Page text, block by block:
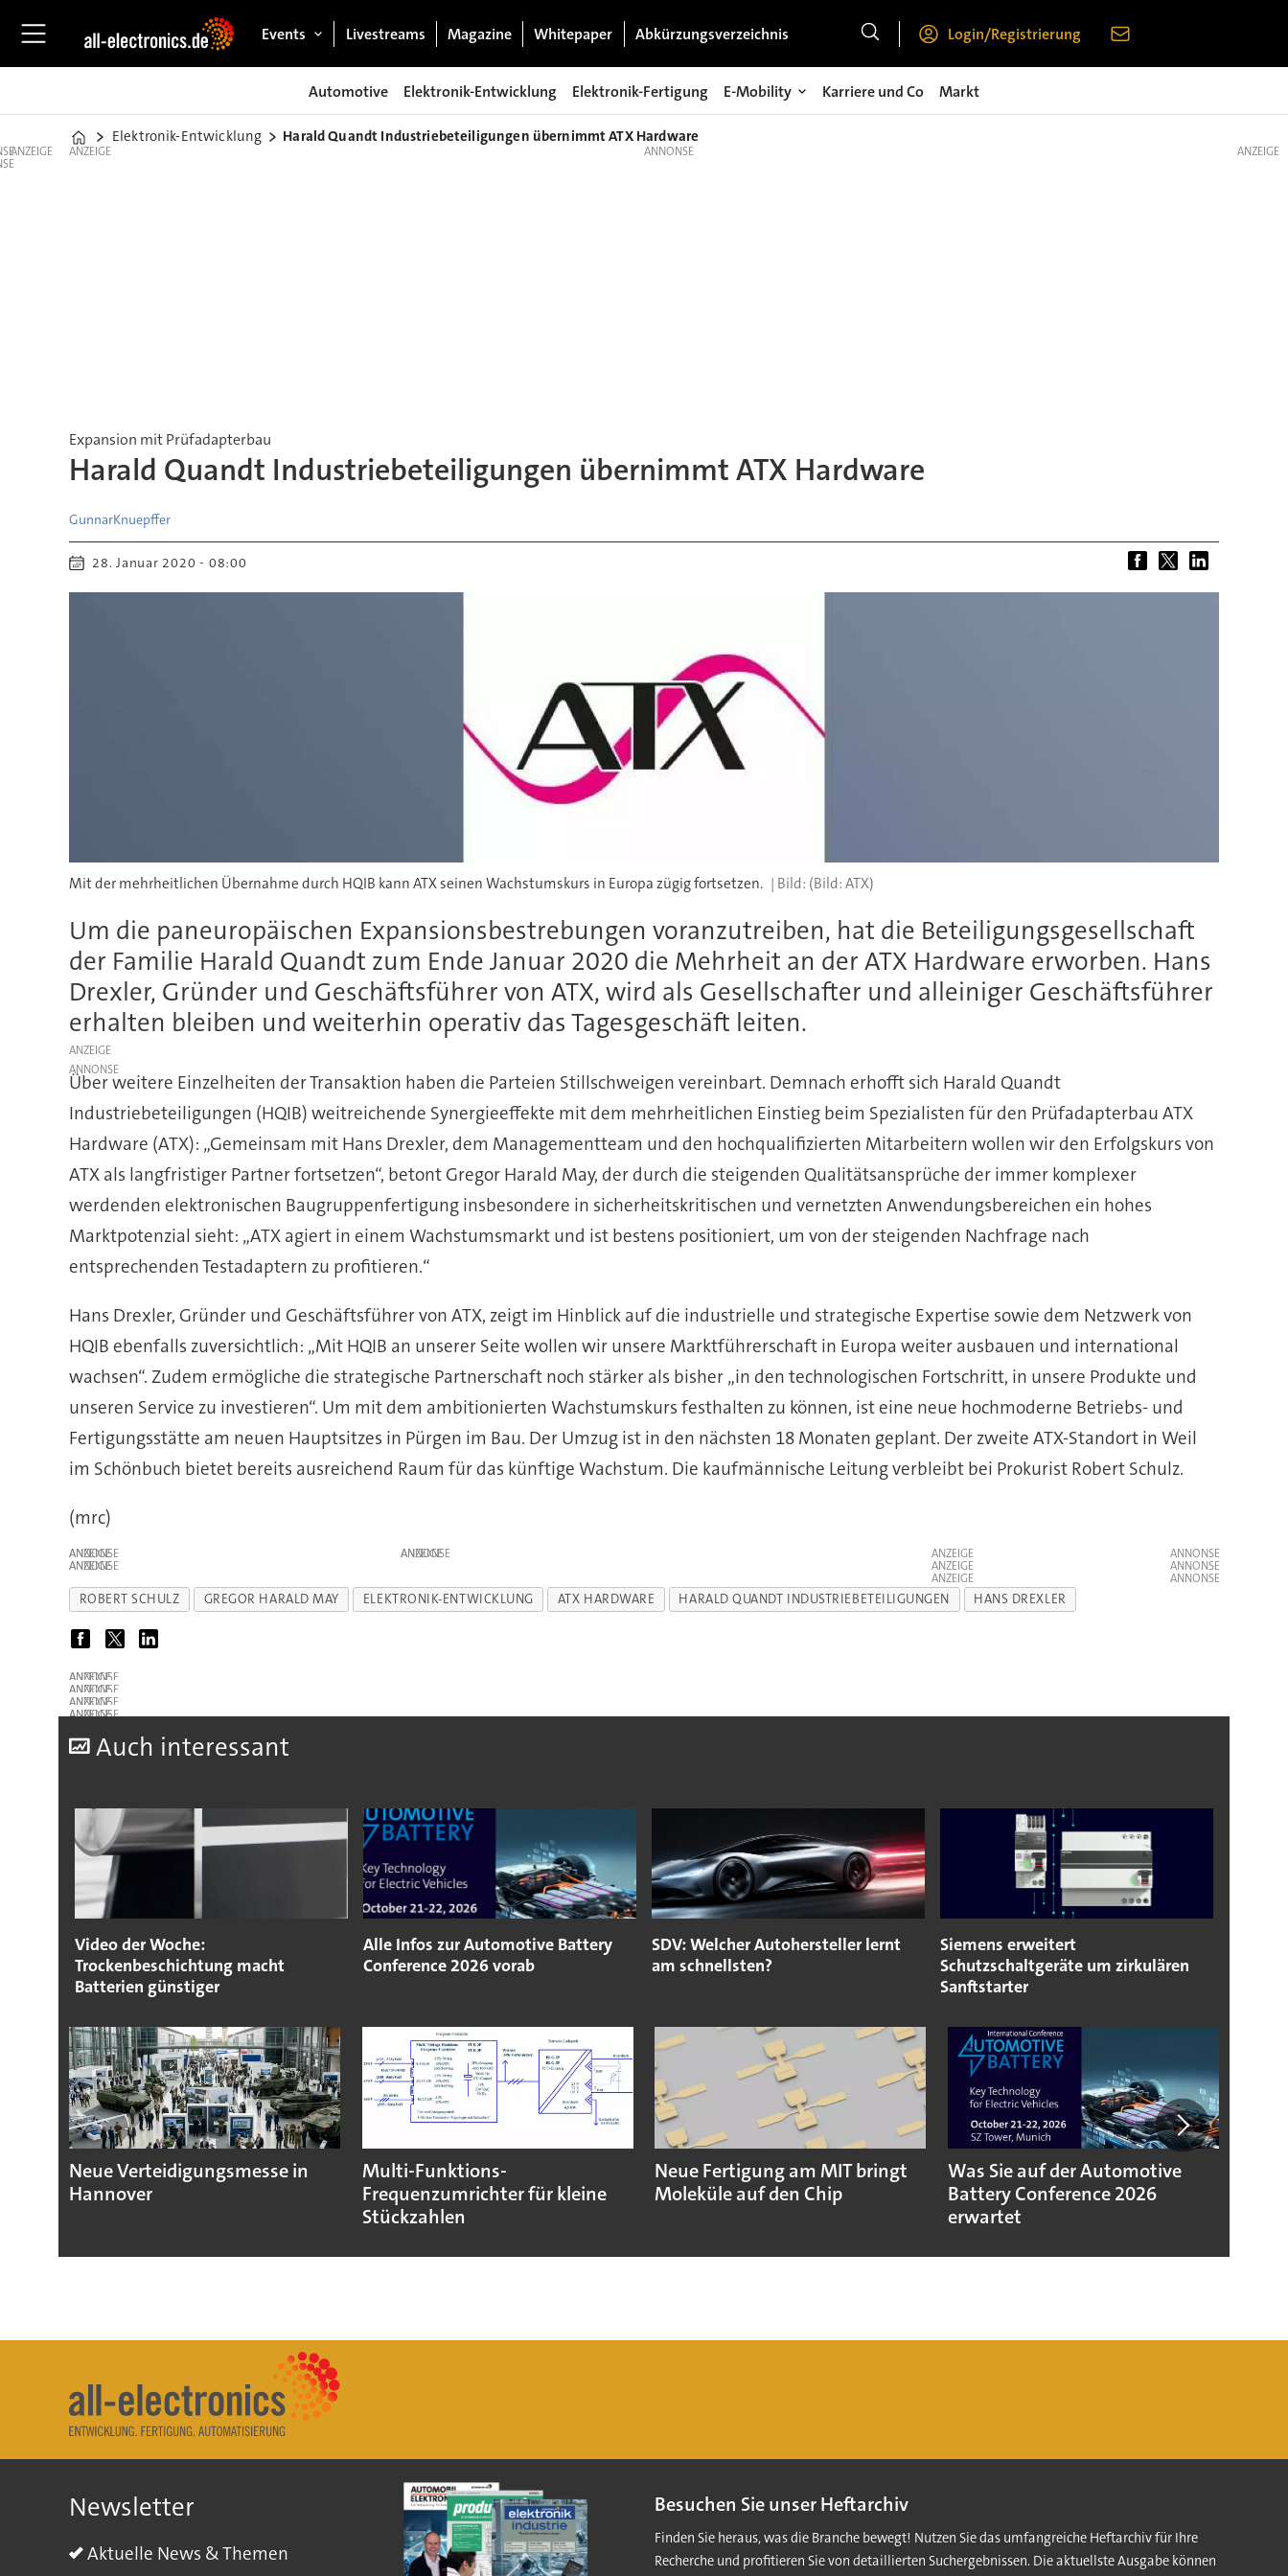
Events Livestreams Magazine Whitepaper Abkürzungsverzeichnis Login/Registrierung
Automotive Elektronik-Entwicklung Elektronik-Fertigung E-Mobility Karriere und Co Markt
Home
Elektronik-Entwicklung Harald Quandt Industriebeteiligungen übernimmt ATX Hardware
ANZEIGE ANZEIGE
Expansion mit Prüfadapterbau
Harald Quandt Industriebeteiligungen übernimmt ATX Hardware
GunnarKnuepffer
28. Januar 2020 - 08:00
Mit der mehrheitlichen Übernahme durch HQIB kann ATX seinen Wachstumskurs in Europa zügig fortsetzen. (Bild: ATX)
Um die paneuropäischen Expansionsbestrebungen voranzutreiben, hat die Beteiligungsgesellschaft
der Familie Harald Quandt zum Ende Januar 2020 die Mehrheit an der ATX Hardware erworben. Hans
Drexler, Gründer und Geschäftsführer von ATX, wird als Gesellschafter und alleiniger Geschäftsführer
erhalten bleiben und weiterhin operativ das Tagesgeschäft leiten.
ANZEIGE
Über weitere Einzelheiten der Transaktion haben die Parteien Stillschweigen vereinbart. Demnach erhofft sich Harald Quandt
Industriebeteiligungen (HQIB) weitreichende Synergieeffekte mit dem mehrheitlichen Einstieg beim Spezialisten für den Prüfadapterbau ATX
Hardware (ATX): „Gemeinsam mit Hans Drexler, dem Managementteam und den hochqualifizierten Mitarbeitern wollen wir den Erfolgskurs von
ATX als langfristiger Partner fortsetzen“, betont Gregor Harald May, der durch die steigenden Qualitätsansprüche der immer komplexer
werdenden elektronischen Baugruppenfertigung insbesondere in sicherheitskritischen und vernetzten Anwendungsbereichen ein hohes
Marktpotenzial sieht: „ATX agiert in einem Wachstumsmarkt und ist bestens positioniert, um von der steigenden Nachfrage nach
entsprechenden Testadaptern zu profitieren.“
Hans Drexler, Gründer und Geschäftsführer von ATX, zeigt im Hinblick auf die industrielle und strategische Expertise sowie dem Netzwerk von
HQIB ebenfalls zuversichtlich: „Mit HQIB an unserer Seite wollen wir unsere Marktführerschaft in Europa weiter ausbauen und international
wachsen“. Zudem ermögliche die strategische Partnerschaft noch stärker als bisher „in den technologischen Fortschritt, in unsere Produkte und
unseren Service zu investieren“. Um mit dem ambitionierten Wachstumskurs festhalten zu können, ist eine neue hochmoderne Betriebs- und
Fertigungsstätte am neuen Hauptsitzes in Pürgen im Bau. Der Umzug ist in den nächsten 18 Monaten geplant. Der zweite ATX-Standort in Weil
im Schönbuch bietet bereits ausreichend Raum für das künftige Wachstum. Die kaufmännische Leitung verbleibt bei Prokurist Robert Schulz.
(mrc)
ANZEIGE ANZEIGE
ANZEIGE
ANZEIGE
ANZEIGE
ANZEIGE
ROBERT SCHULZ GREGOR HARALD MAY ELEKTRONIK-ENTWICKLUNG ATX HARDWARE HARALD QUANDT INDUSTRIEBETEILIGUNGEN HANS DREXLER
ANZEIGE
ANZEIGE
ANZEIGE
ANZEIGE
Auch interessant
Video der Woche:
Trockenbeschichtung macht
Batterien günstiger
Alle Infos zur Automotive Battery
Conference 2026 vorab
SDV: Welcher Autohersteller lernt
am schnellsten?
Siemens erweitert
Schutzschaltgeräte um zirkulären
Sanftstarter
Neue Verteidigungsmesse in
Hannover
Multi-Funktions-
Frequenzumrichter für kleine
Stückzahlen
Neue Fertigung am MIT bringt
Moleküle auf den Chip
Was Sie auf der Automotive
Battery Conference 2026
erwartet
ANZEIGE
Newsletter
Aktuelle News & Themen
Besuchen Sie unser Heftarchiv
Finden Sie heraus, was die Branche bewegt! Nutzen Sie das umfangreiche Heftarchiv für Ihre
Recherche und profitieren Sie von detaillierten Suchergebnissen. Die aktuellste Ausgabe können